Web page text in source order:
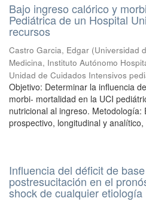
Bajo ingreso calórico y
Pediátrica de un Hospital
recursos
Castro Garcia, Edgar (Universidad
Medicina, Instituto Autónomo
Unidad de Cuidados Intensivos
Objetivo: Determinar la influencia
morbi- mortalidad en la UCI
nutricional al ingreso. Metodología:
prospectivo, longitudinal y analítico,
Influencia del déficit de
postresucitación en el
shock de cualquier etiología